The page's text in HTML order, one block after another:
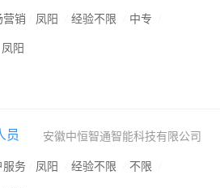
营销 凤阳 经验不限 中专
阳
员 安徽中恒智通智能科技有限公司
服务 凤阳 经验不限 不限